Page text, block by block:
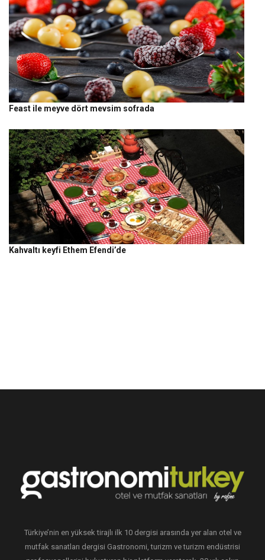
Feast ile meyve dört mevsim sofrada
Kahvaltı keyfi Ethem Efendi’de
Türkiye’nin en yüksek tirajlı ilk 10 dergisi arasında yer alan otel ve
mutfak sanatları dergisi Gastronomi, turizm ve turizm endüstrisi